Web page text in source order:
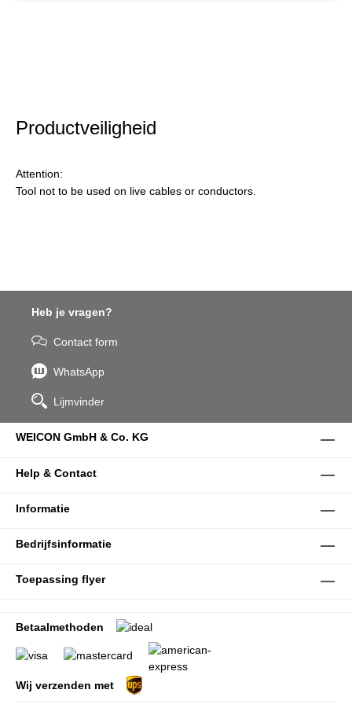
Productveiligheid
Attention:
Tool not to be used on live cables or conductors.
Heb je vragen?
Contact form
WhatsApp
Lijmvinder
WEICON GmbH & Co. KG
Help & Contact
Informatie
Bedrijfsinformatie
Toepassing flyer
Betaalmethoden
Wij verzenden met